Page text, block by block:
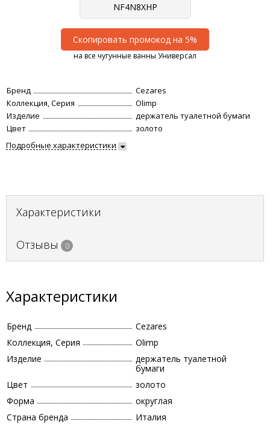
Скопировать промокод на 5%
на все чугунные ванны Универсал
Бренд
Cezares
Коллекция, Серия
Olimp
Изделие
держатель туалетной бумаги
Цвет
золото
Подробные характеристики
Характеристики
Отзывы 0
Характеристики
Бренд
Cezares
Коллекция, Серия
Olimp
Изделие
держатель туалетной
бумаги
Цвет
золото
Форма
округлая
Страна бренда
Италия